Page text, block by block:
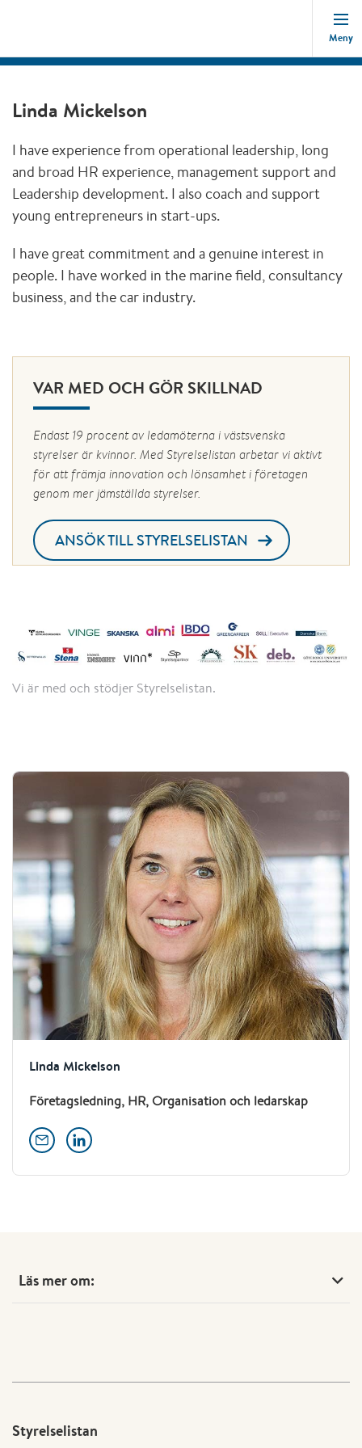
Meny
Linda Mickelson
Företagsledning, HR, Organisation och ledarskap
Linda Mickelson
I have experience from operational leadership, long
and broad HR experience, management support and
Leadership development. I also coach and support
young entrepreneurs in start-ups.
I have great commitment and a genuine interest in
people. I have worked in the marine field, consultancy
business, and the car industry.
VAR MED OCH GÖR SKILLNAD
Endast 19 procent av ledamöterna i västsvenska
styrelser är kvinnor. Med Styrelselistan arbetar vi aktivt
för att främja innovation och lönsamhet i företagen
genom mer jämställda styrelser.
ANSÖK TILL STYRELSELISTAN
Vi är med och stödjer Styrelselistan.
Läs mer om:
Styrelselistan